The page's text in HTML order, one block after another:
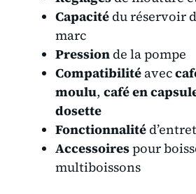
Capacitédu réservoir
marc
Pressionde la pompe
Compatibilitéavec
moulu, café en
dosette
Fonctionnalité
Accessoirespour
multiboissons